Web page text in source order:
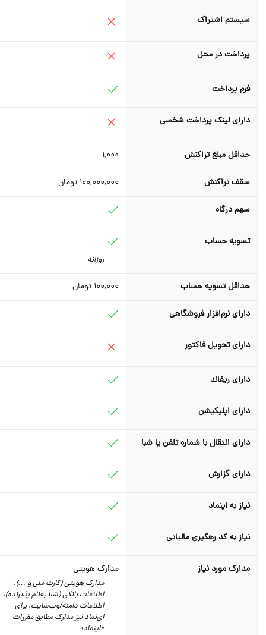
سیستم اشتراک
پرداخت در محل
فرم پرداخت
دارای لینک پرداخت شخصی
حداقل مبلغ تراکنش 1,000
سقف تراکنش 100,000,000تومان
سهم درگاه
تسویه حساب
روزانه
حداقل تسویه حساب 100,000تومان
دارای نرم‌افزار فروشگاهی
دارای تحویل فاکتور
دارای ریفاند
دارای اپلیکیشن
دارای انتقال با شماره تلفن یا شبا
دارای گزارش
نیاز به اینماد
نیاز به کد رهگیری مالیاتی
مدارک مورد نیاز مدارک هویتی
مدارک هویتی (کارت ملی و …)،
اطلاعات بانکی (شبا به‌نام پذیرنده)،
اطلاعات دامنه/وب‌سایت، برای
ای‌نماد نیز مدارک مطابق مقررات
«اینماد»